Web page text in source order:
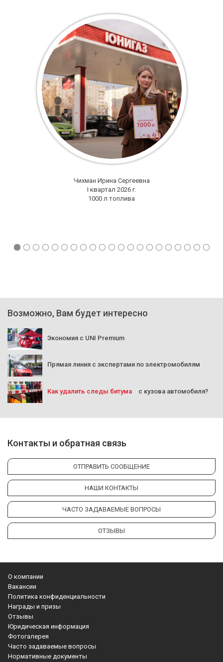
Чихман Ирина Сергеевна
I квартал 2026 г.
1000 л топлива
Возможно, Вам будет интересно
Экономия с UNI Premium
Прямая линия с экспертами по электромобилям
Как удалить следы битума с кузова автомобиля?
О компании
Вакансии
Политика конфиденциальности
Награды и призы
Отзывы
Юридическая информация
Фотогалерея
Часто задаваемые вопросы
Нормативные документы
Контакты и обратная связь
ОТПРАВИТЬ СООБЩЕНИЕ
НАШИ КОНТАКТЫ
ЧАСТО ЗАДАВАЕМЫЕ ВОПРОСЫ
ОТЗЫВЫ